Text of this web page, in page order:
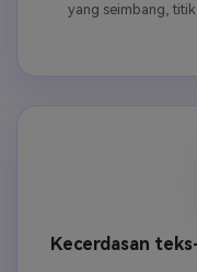
yang seimbang,
Kecerdasan